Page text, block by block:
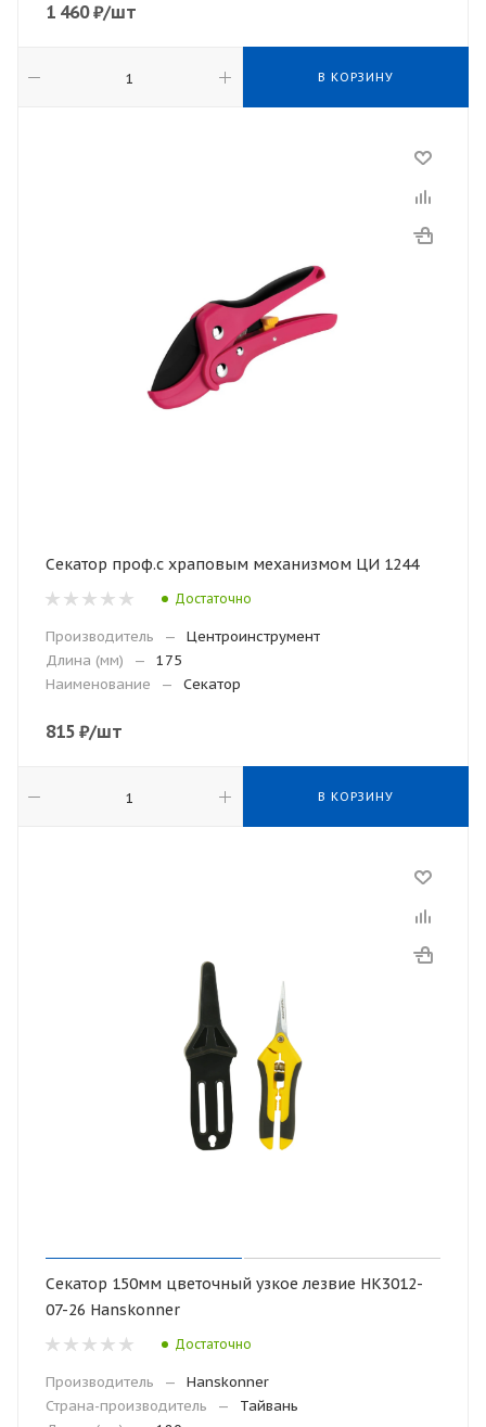
1 460₽/шт
В КОРЗИНУ
Секатор проф.с храповым механизмом ЦИ 1244
Достаточно
Производитель —
Центроинструмент
Длина (мм)
—
175
Наименование
— Секатор
815 ₽/шт
В КОРЗИНУ
Секатор 150мм цветочный узкое лезвие НК3012-
07-26 Hanskonner
Достаточно
Производитель —
Hanskonner
Страна-производитель
—
Тайвань